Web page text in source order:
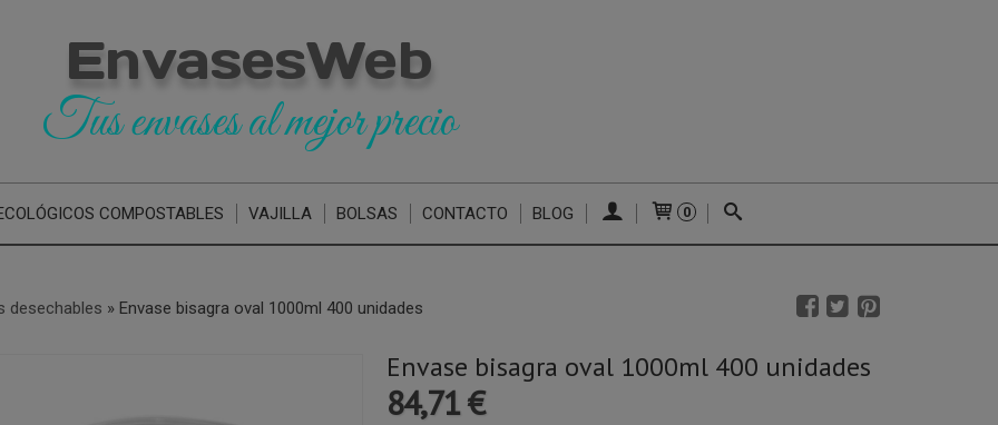
EnvasesWeb
Tus envases al mejor precio
COMPOSTABLES VAJILLA BOLSAS CONTACTO BLOG 0
desechables » Envase bisagra oval 1000ml 400 unidades
Envase bisagra oval 1000ml 400 unidades
84,71 €